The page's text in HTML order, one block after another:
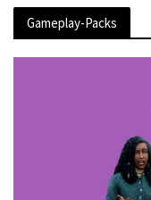
Gameplay-Packs